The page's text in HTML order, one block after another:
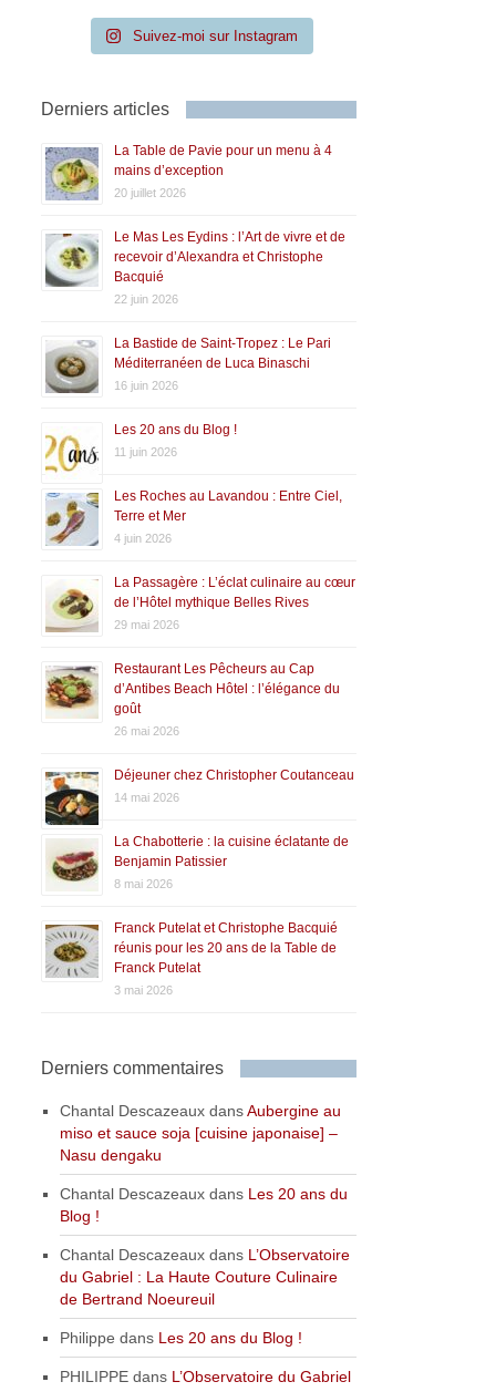
Suivez-moi sur Instagram
Derniers articles
La Table de Pavie pour un menu à 4
mains d’exception
20 juillet 2026
Le Mas Les Eydins : l’Art de vivre et de
recevoir d’Alexandra et Christophe
Bacquié
22 juin 2026
La Bastide de Saint-Tropez : Le Pari
Méditerranéen de Luca Binaschi
16 juin 2026
Les 20 ans du Blog !
11 juin 2026
Les Roches au Lavandou : Entre Ciel,
Terre et Mer
4 juin 2026
La Passagère : L’éclat culinaire au cœur
de l’Hôtel mythique Belles Rives
29 mai 2026
Restaurant Les Pêcheurs au Cap
d’Antibes Beach Hôtel : l’élégance du
goût
26 mai 2026
Déjeuner chez Christopher Coutanceau
14 mai 2026
La Chabotterie : la cuisine éclatante de
Benjamin Patissier
8 mai 2026
Franck Putelat et Christophe Bacquié
réunis pour les 20 ans de la Table de
Franck Putelat
3 mai 2026
Derniers commentaires
Chantal Descazeaux dansAubergine au
miso et sauce soja [cuisine japonaise] –
Nasu dengaku
Chantal Descazeaux dans Les 20 ans du
Blog !
Chantal Descazeaux dans L’Observatoire
du Gabriel : La Haute Couture Culinaire
de Bertrand Noeureuil
Philippe dans Les 20 ans du Blog !
PHILIPPE dans L’Observatoire du Gabriel